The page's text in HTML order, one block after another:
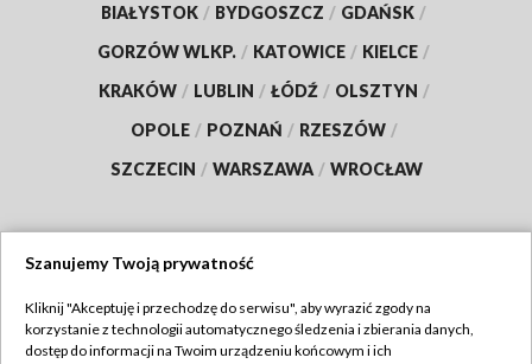
BIAŁYSTOK / BYDGOSZCZ / GDAŃSK /
GORZÓW WLKP. / KATOWICE / KIELCE /
KRAKÓW / LUBLIN / ŁÓDŹ / OLSZTYN /
OPOLE / POZNAŃ / RZESZÓW /
SZCZECIN / WARSZAWA / WROCŁAW
TVP
Szanujemy Twoją prywatność
Kliknij "Akceptuję i przechodzę do serwisu", aby wyrazić zgody na
korzystanie z technologii automatycznego śledzenia i zbierania danych,
dostęp do informacji na Twoim urządzeniu końcowym i ich